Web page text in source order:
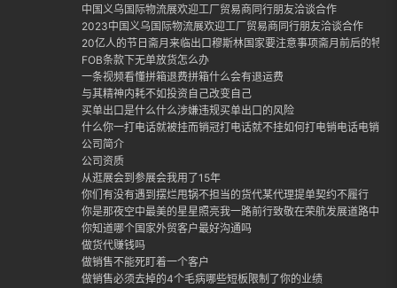
中国义乌国际物流展欢迎工厂贸易商同行朋友洽谈合作
2023中国义乌国际物流展欢迎工厂贸易商同行朋友洽谈合作
20亿人的节日斋月来临出口穆斯林国家要注意事项斋月前后的特点
FOB条款下无单放货怎么办
一条视频看懂拼箱退费拼箱什么会有退运费
与其精神内耗不如投资自己改变自己
买单出口是什么什么涉嫌违规买单出口的风险
什么你一打电话就被挂而销冠打电话就不挂如何打电销电话电销话
公司简介
公司资质
从逛展会到参展会我用了15年
你们有没有遇到摆烂甩锅不担当的货代某代理提单契约不履行
你是那夜空中最美的星星照亮我一路前行致敬在荣航发展道路中每
你知道哪个国家外贸客户最好沟通吗
做货代赚钱吗
做销售不能死盯着一个客户
做销售必须去掉的4个毛病哪些短板限制了你的业绩